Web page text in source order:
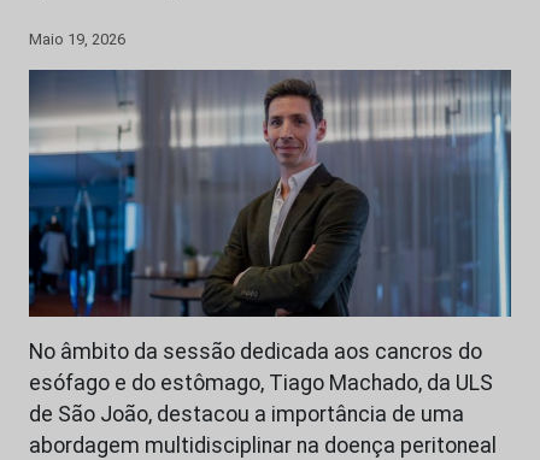
Maio 19, 2026
No âmbito da sessão dedicada aos cancros do
esófago e do estômago, Tiago Machado, da ULS
de São João, destacou a importância de uma
abordagem multidisciplinar na doença peritoneal